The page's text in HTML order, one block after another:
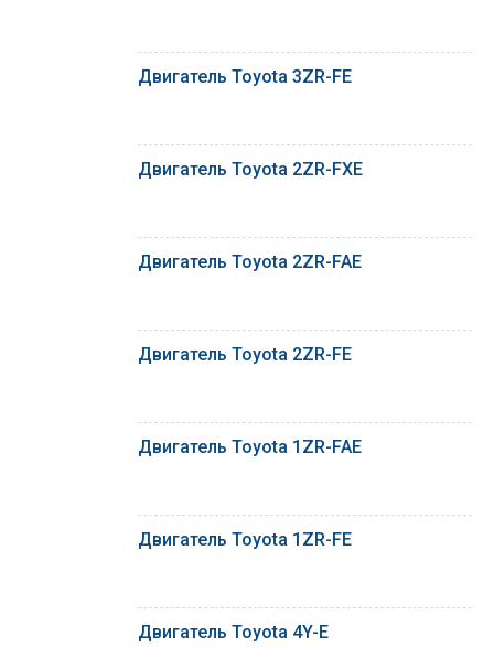
Двигатель Toyota 3ZR-FE
Двигатель Toyota 2ZR-FXE
Двигатель Toyota 2ZR-FAE
Двигатель Toyota 2ZR-FE
Двигатель Toyota 1ZR-FAE
Двигатель Toyota 1ZR-FE
Двигатель Toyota 4Y-E